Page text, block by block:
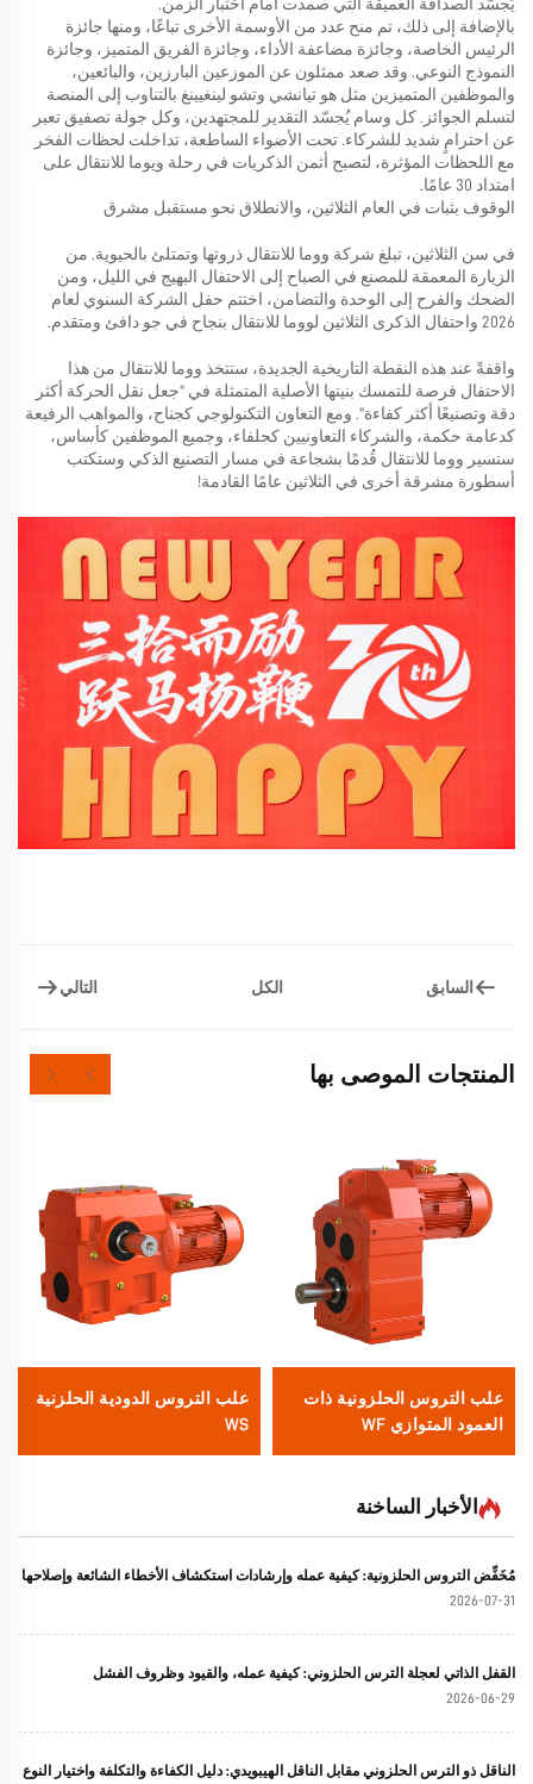
يُجسّد الصداقة العميقة التي صمدت أمام اختبار الزمن.
بالإضافة إلى ذلك، تم منح عدد من الأوسمة الأخرى تباعًا، ومنها جائزة
الرئيس الخاصة، وجائزة مضاعفة الأداء، وجائزة الفريق المتميز، وجائزة
النموذج النوعي. وقد صعد ممثلون عن الموزعين البارزين، والبائعين،
والموظفين المتميزين مثل هو تيانشي وتشو لينغيينغ بالتناوب إلى المنصة
لتسلم الجوائز. كل وسام يُجسّد التقدير للمجتهدين، وكل جولة تصفيق تعبر
عن احترامٍ شديد للشركاء. تحت الأضواء الساطعة، تداخلت لحظات الفخر
مع اللحظات المؤثرة، لتصبح أثمن الذكريات في رحلة ويوما للانتقال على
امتداد 30 عامًا.
الوقوف بثبات في العام الثلاثين، والانطلاق نحو مستقبل مشرق
في سن الثلاثين، تبلغ شركة ووما للانتقال ذروتها وتمتلئ بالحيوية. من
الزيارة المعمقة للمصنع في الصباح إلى الاحتفال البهيج في الليل، ومن
الضحك والفرح إلى الوحدة والتضامن، اختتم حفل الشركة السنوي لعام
2026 واحتفال الذكرى الثلاثين لووما للانتقال بنجاح في جو دافئ ومتقدم.
واقفةً عند هذه النقطة التاريخية الجديدة، ستتخذ ووما للانتقال من هذا
الاحتفال فرصة للتمسك بنيتها الأصلية المتمثلة في "جعل نقل الحركة أكثر
دقة وتصنيعًا أكثر كفاءة". ومع التعاون التكنولوجي كجناح، والمواهب الرفيعة
كدعامة حكمة، والشركاء التعاونيين كحلفاء، وجميع الموظفين كأساس،
ستسير ووما للانتقال قُدمًا بشجاعة في مسار التصنيع الذكي وستكتب
أسطورة مشرقة أخرى في الثلاثين عامًا القادمة!
السابق الكل التالي
المنتجات الموصى بها
علب التروس الحلزونية ذات
العمود المتوازي WF
علب التروس الدودية الحلزنية
WS
الأخبار الساخنة
مُخَفِّض التروس الحلزونية: كيفية عمله وإرشادات استكشاف الأخطاء الشائعة وإصلاحها
2026-07-31
القفل الذاتي لعجلة الترس الحلزوني: كيفية عمله، والقيود وظروف الفشل
2026-06-29
الناقل ذو الترس الحلزوني مقابل الناقل الهيبويدي: دليل الكفاءة والتكلفة واختيار النوع